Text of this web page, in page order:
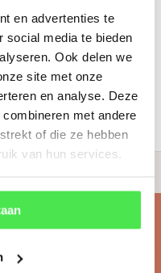
en advertenties te
social media te bieden
Ook delen we
site met onze
en analyse. Deze
met andere
of die ze hebben
van hun services.